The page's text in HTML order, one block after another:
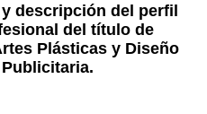
descripción del perfil
del título de
Plásticas y Diseño